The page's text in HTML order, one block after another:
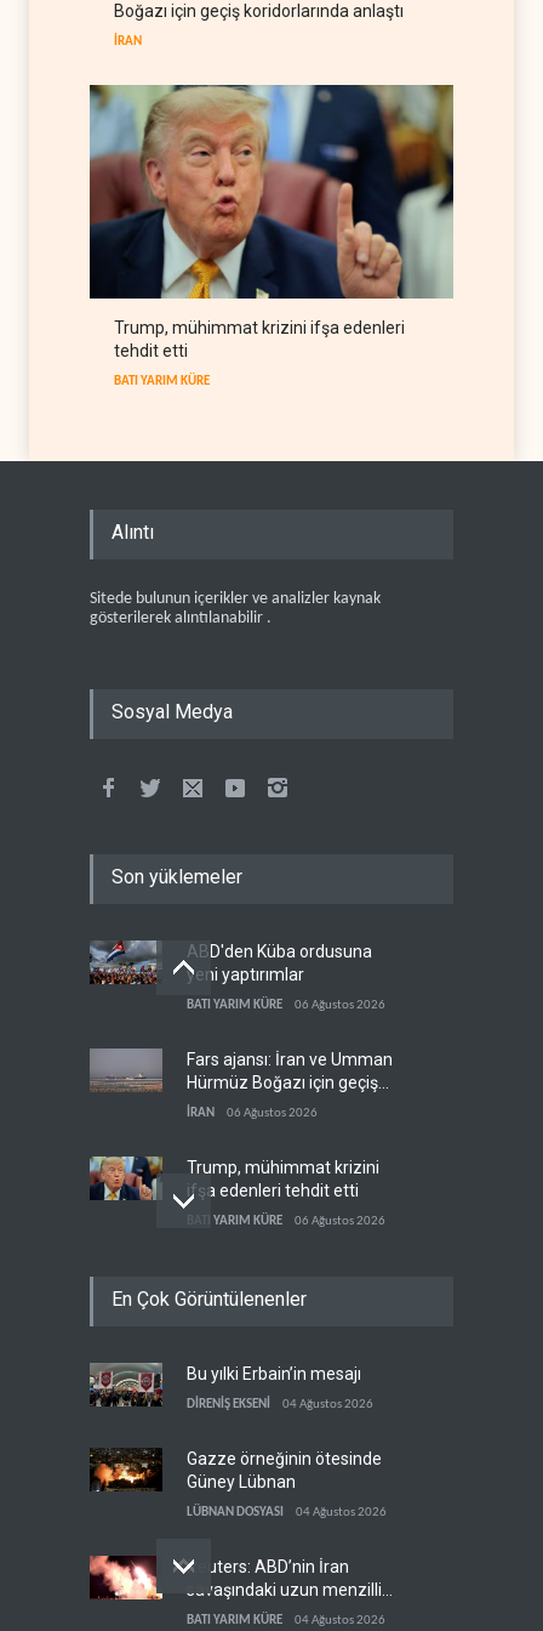
belge akışı
Boğazı için geçiş koridorlarında anlaştı
İRAN
Trump, mühimmat krizini ifşa edenleri
tehdit etti
BATI YARIM KÜRE
Alıntı
Sitede bulunun içerikler ve analizler kaynak
gösterilerek alıntılanabilir .
Sosyal Medya
Son yüklemeler
ABD'den Küba ordusuna
yeni yaptırımlar
BATI YARIM KÜRE 06 Ağustos 2026
Fars ajansı: İran ve Umman
Hürmüz Boğazı için geçiş
koridorlarında anlaştı
İRAN 06 Ağustos 2026
Trump, mühimmat krizini
ifşa edenleri tehdit etti
BATI YARIM KÜRE 06 Ağustos 2026
Şeria'da işgalci
İsrail, beyin göçünde rekora
koşuyor
En Çok Görüntülenenler
Bu yılki Erbain’in mesajı
DİRENİŞ EKSENİ 04 Ağustos 2026
Gazze örneğinin ötesinde
Güney Lübnan
LÜBNAN DOSYASI 04 Ağustos 2026
Reuters: ABD’nin İran
savaşındaki uzun menzilli
füze stokları tükenme
BATI YARIM KÜRE 04 Ağustos 2026